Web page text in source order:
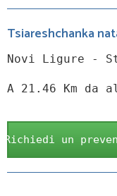
Tsiareshchanka
Novi Ligure -
A 21.46 Km da
Richiedi un